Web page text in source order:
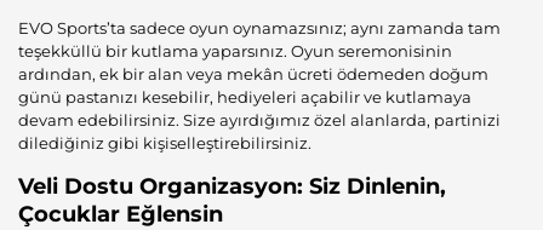
EVO Sports’ta sadece oyun oynamazsınız; aynı zamanda tam
teşekküllü bir kutlama yaparsınız. Oyun seremonisinin
ardından, ek bir alan veya mekân ücreti ödemeden doğum
günü pastanızı kesebilir, hediyeleri açabilir ve kutlamaya
devam edebilirsiniz. Size ayırdığımız özel alanlarda, partinizi
dilediğiniz gibi kişiselleştirebilirsiniz.
Veli Dostu Organizasyon: Siz Dinlenin,
Çocuklar Eğlensin